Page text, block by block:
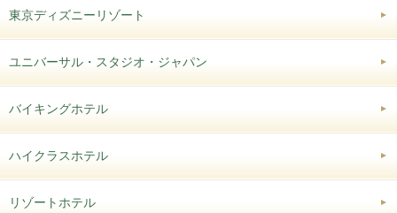
東京ディズニーリゾート
ユニバーサル・スタジオ・ジャパン
バイキングホテル
ハイクラスホテル
リゾートホテル